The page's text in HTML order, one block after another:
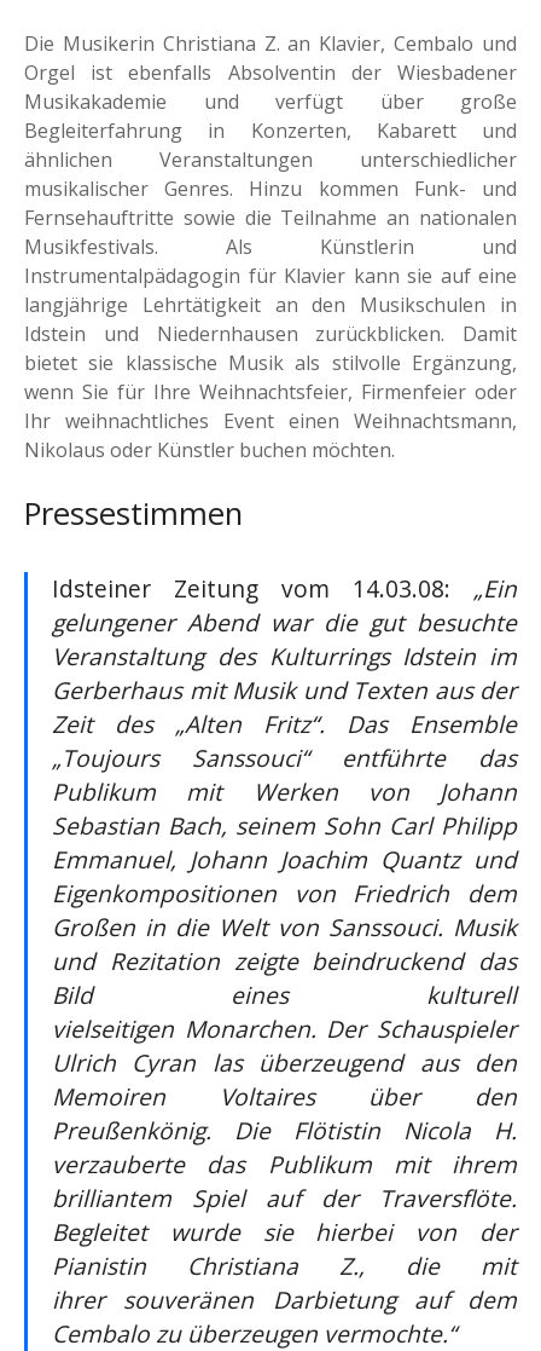
Die Musikerin Christiana Z. an Klavier, Cembalo und
Orgel ist ebenfalls Absolventin der Wiesbadener
Musikakademie und verfügt über große
Begleiterfahrung in Konzerten, Kabarett und
ähnlichen Veranstaltungen unterschiedlicher
musikalischer Genres. Hinzu kommen Funk- und
Fernsehauftritte sowie die Teilnahme an nationalen
Musikfestivals. Als Künstlerin und
Instrumentalpädagogin für Klavier kann sie auf eine
langjährige Lehrtätigkeit an den Musikschulen in
Idstein und Niedernhausen zurückblicken. Damit
bietet sie klassische Musik als stilvolle Ergänzung,
wenn Sie für Ihre Weihnachtsfeier, Firmenfeier oder
Ihr weihnachtliches Event einen Weihnachtsmann,
Nikolaus oder Künstler buchen möchten.
Pressestimmen
Idsteiner Zeitung vom 14.03.08: „Ein
gelungener Abend war die gut besuchte
Veranstaltung des Kulturrings Idstein im
Gerberhaus mit Musik und Texten aus der
Zeit des „Alten Fritz“. Das Ensemble
„Toujours Sanssouci“ entführte das
Publikum mit Werken von Johann
Sebastian Bach, seinem Sohn Carl Philipp
Emmanuel, Johann Joachim Quantz und
Eigenkompositionen von Friedrich dem
Großen in die Welt von Sanssouci. Musik
und Rezitation zeigte beindruckend das
Bild eines kulturell
vielseitigen Monarchen. Der Schauspieler
Ulrich Cyran las überzeugend aus den
Memoiren Voltaires über den
Preußenkönig. Die Flötistin Nicola H.
verzauberte das Publikum mit ihrem
brilliantem Spiel auf der Traversflöte.
Begleitet wurde sie hierbei von der
Pianistin Christiana Z., die mit
ihrer souveränen Darbietung auf dem
Cembalo zu überzeugen vermochte.“